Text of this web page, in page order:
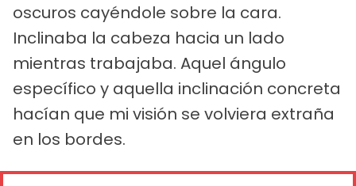
oscuros cayéndole sobre la cara.
Inclinaba la cabeza hacia un lado
mientras trabajaba. Aquel ángulo
específico y aquella inclinación concreta
hacían que mi visión se volviera extraña
en los bordes.